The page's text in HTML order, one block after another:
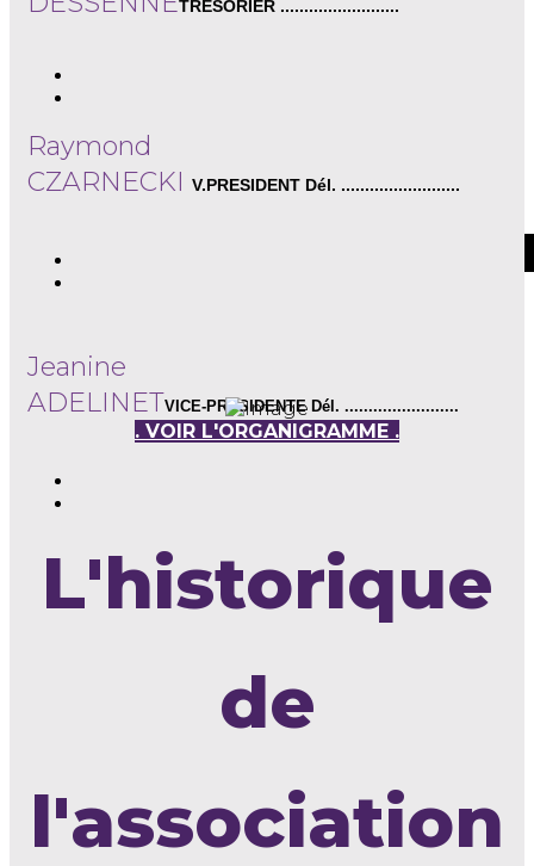
TRESORIER .........................
Philippe
Raymond
CZARNECKI V.PRESIDENT Dél. .........................
Jeanine
ADELINETVICE-PRESIDENTE Dél. ........................
. VOIR L'ORGANIGRAMME .
L'historique
de
l'association